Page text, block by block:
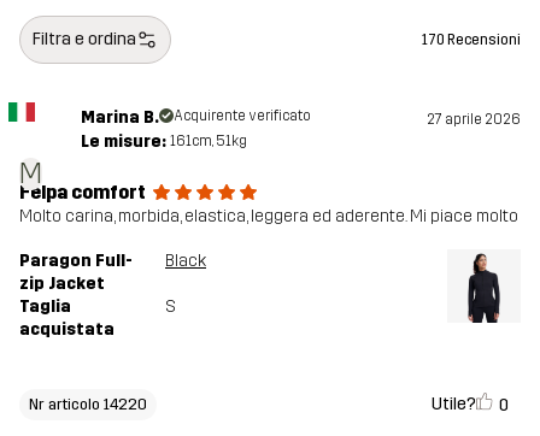
Filtra e ordina 170 Recensioni
M
Marina B. Acquirente verificato 27 aprile 2026
Le misure: 161cm, 51kg
Felpa comfort
Molto carina, morbida, elastica, leggera ed aderente. Mi piace molto
Paragon Full-
zip Jacket
Black
Taglia
acquistata
S
Nr articolo 14220 Utile? 0